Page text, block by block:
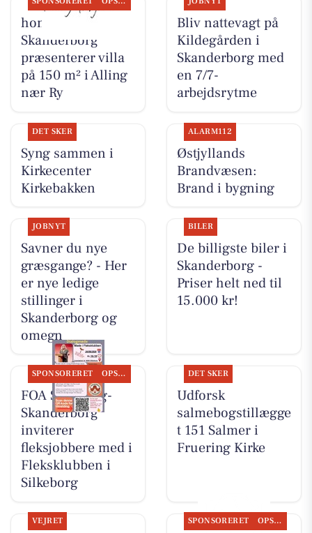
home
Skanderborg
præsenterer villa
på 150 m² i Alling
nær Ry
Bliv nattevagt på
Kildegården i
Skanderborg med
en 7/7-
arbejdsrytme
DET SKER
Syng sammen i
Kirkecenter
Kirkebakken
ALARM112
Østjyllands
Brandvæsen:
Brand i bygning
JOBNYT
Savner du nye
græsgange? - Her
er nye ledige
stillinger i
Skanderborg og
omegn
BILER
De billigste biler i
Skanderborg -
Priser helt ned til
15.000 kr!
SPONSORERET OPSLAGSTAVLEN
FOA Silkeborg-
Skanderborg
inviterer
fleksjobbere med i
Fleksklubben i
Silkeborg
DET SKER
Udforsk
salmebogstillægge
t 151 Salmer i
Fruering Kirke
VEJRET SPONSORERET OPSLAGSTAVLEN